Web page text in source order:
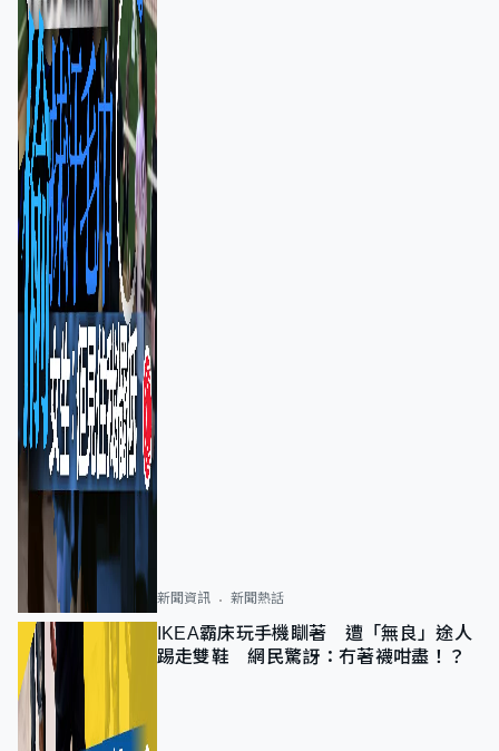
新聞資訊 新聞熱話
IKEA霸床玩手機瞓著 遭「無良」途人
踢走雙鞋 網民驚訝：冇著襪咁盡！？